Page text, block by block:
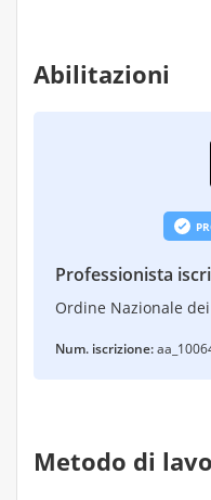
Abilitazioni
Professionista
Ordine Nazionale dei
Num. iscrizione:
Metodo di